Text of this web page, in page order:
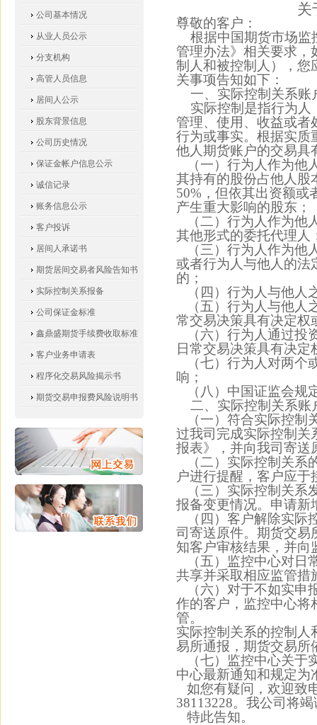
公司基本情况
从业人员公示
分支机构
高管人员信息
居间人公示
股东背景信息
公司历史情况
保证金帐户信息公示
诚信记录
账务信息公示
客户投诉
居间人承诺书
期货居间交易者风险告知书
实际控制关系报备
公司保证金标准
鑫鼎盛期货手续费收取标准
客户业务申请表
程序化交易风险揭示书
期货交易申报费风险说明书
关
尊敬的客户：
根据中国期货市场监
管理办法》相关要求，
制人和被控制人），您
关事项告知如下：
一、 实际控制关系账
实际控制是指行为
管理、使用、收益或者
行为或事实。根据实质
他人期货账户的交易具
（一）行为人作为
其持有的股份占他人股
50%，但依其出资额或
产生重大影响的股东；
（二）行为人作为
其他形式的委托代理人
（三）行为人作为
或者行为人与他人的法
的；
（四）行为人与他人
（五）行为人与他
常交易决策具有决定权
（六）行为人通过
日常交易决策具有决定
（七）行为人对两
响；
（八）中国证监会规
二、实际控制关系账
（一）符合实际控
过我司完成实际控制关
报表》，并向我司寄送
（二）实际控制关
户进行提醒，客户应于
（三）实际控制关
报备变更情况。 申请新
（四）客户解除实
司寄送原件。期货交易
知客户审核结果，并向
（五）监控中心对
共享并采取相应监管措
（六） 对于不如实申
作的客户，监控中心将
管。
实际控制关系的控制人
易所通报，期货交易所
（七）监控中心关
中心最新通知和规定为
如您有疑问，欢迎致
38113228。我公司将
特此告知。